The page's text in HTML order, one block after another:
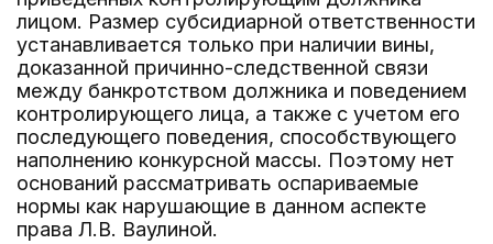
лицом. Размер субсидиарной ответственности
устанавливается только при наличии вины,
доказанной причинно-следственной связи
между банкротством должника и поведением
контролирующего лица, а также с учетом его
последующего поведения, способствующего
наполнению конкурсной массы. Поэтому нет
оснований рассматривать оспариваемые
нормы как нарушающие в данном аспекте
права Л.В. Ваулиной.